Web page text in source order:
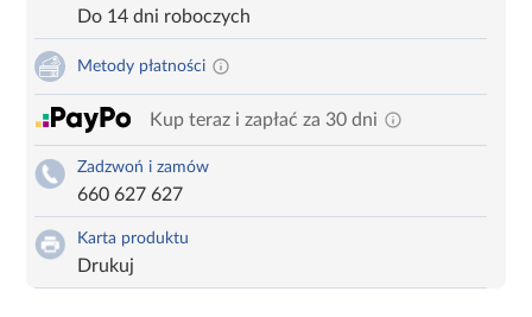
Do 14 dni roboczych
Metody płatności
Kup teraz i zapłać za 30 dni
Zadzwoń i zamów
660 627 627
Karta produktu
Drukuj